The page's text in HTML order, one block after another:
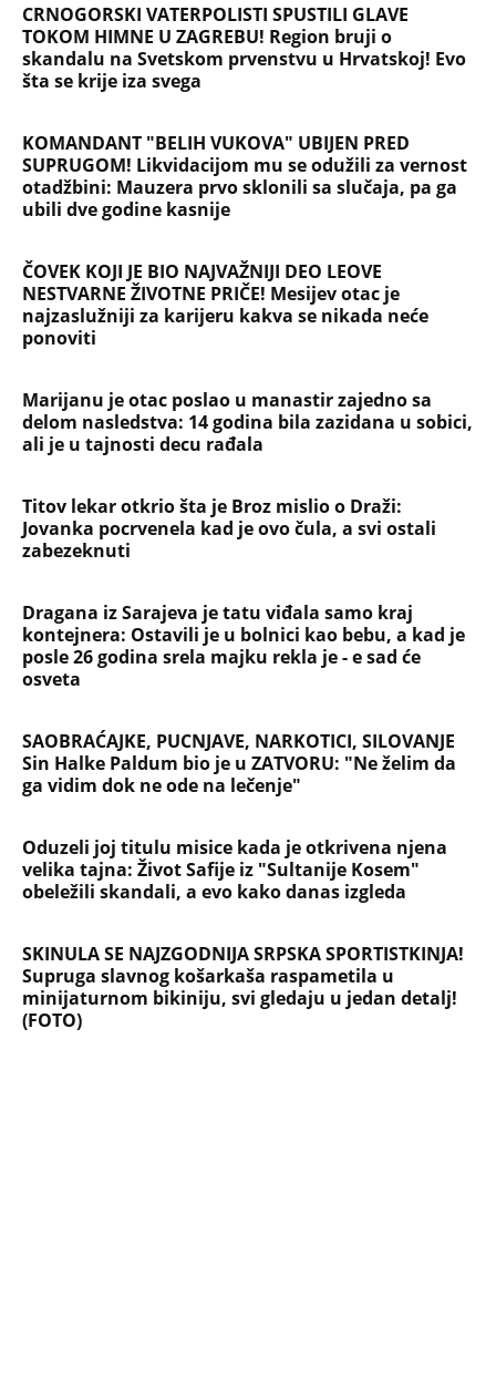
CRNOGORSKI VATERPOLISTI SPUSTILI GLAVE
TOKOM HIMNE U ZAGREBU! Region bruji o
skandalu na Svetskom prvenstvu u Hrvatskoj! Evo
šta se krije iza svega
KOMANDANT "BELIH VUKOVA" UBIJEN PRED
SUPRUGOM! Likvidacijom mu se odužili za vernost
otadžbini: Mauzera prvo sklonili sa slučaja, pa ga
ubili dve godine kasnije
ČOVEK KOJI JE BIO NAJVAŽNIJI DEO LEOVE
NESTVARNE ŽIVOTNE PRIČE! Mesijev otac je
najzaslužniji za karijeru kakva se nikada neće
ponoviti
Marijanu je otac poslao u manastir zajedno sa
delom nasledstva: 14 godina bila zazidana u sobici,
ali je u tajnosti decu rađala
Titov lekar otkrio šta je Broz mislio o Draži:
Jovanka pocrvenela kad je ovo čula, a svi ostali
zabezeknuti
Dragana iz Sarajeva je tatu viđala samo kraj
kontejnera: Ostavili je u bolnici kao bebu, a kad je
posle 26 godina srela majku rekla je - e sad će
osveta
SAOBRAĆAJKE, PUCNJAVE, NARKOTICI, SILOVANJE
Sin Halke Paldum bio je u ZATVORU: "Ne želim da
ga vidim dok ne ode na lečenje"
Oduzeli joj titulu misice kada je otkrivena njena
velika tajna: Život Safije iz "Sultanije Kosem"
obeležili skandali, a evo kako danas izgleda
SKINULA SE NAJZGODNIJA SRPSKA SPORTISTKINJA!
Supruga slavnog košarkaša raspametila u
minijaturnom bikiniju, svi gledaju u jedan detalj!
(FOTO)